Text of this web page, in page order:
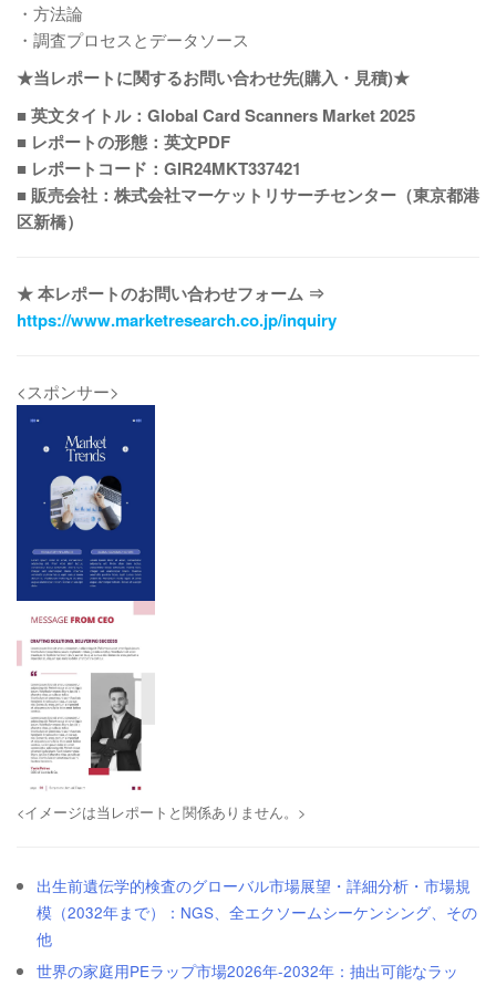
・方法論
・調査プロセスとデータソース
★当レポートに関するお問い合わせ先(購入・見積)★
■ 英文タイトル：Global Card Scanners Market 2025
■ レポートの形態：英文PDF
■ レポートコード：GIR24MKT337421
■ 販売会社：株式会社マーケットリサーチセンター（東京都港
区新橋）
★ 本レポートのお問い合わせフォーム ⇒
https://www.marketresearch.co.jp/inquiry
<スポンサー>
<イメージは当レポートと関係ありません。>
出生前遺伝学的検査のグローバル市場展望・詳細分析・市場規
模（2032年まで）：NGS、全エクソームシーケンシング、その
他
世界の家庭用PEラップ市場2026年-2032年：抽出可能なラッ